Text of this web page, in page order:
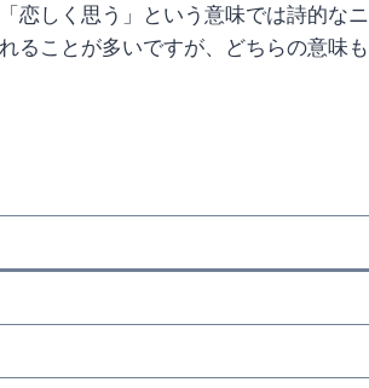
恋しく思う」という意味では詩的なニ
ることが多いですが、どちらの意味も